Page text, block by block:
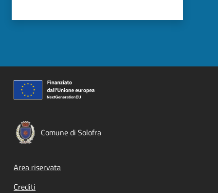
Comune di Solofra
Footer menu
Area riservata
Crediti